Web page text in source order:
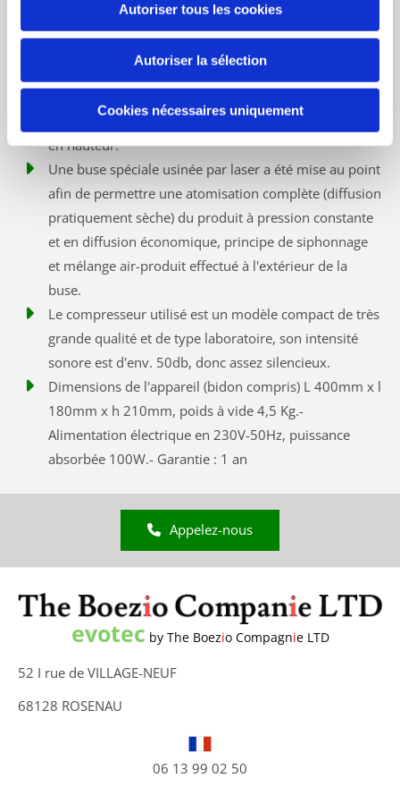
Autoriser tous les cookies
Autoriser la sélection
Cookies nécessaires uniquement
le bidon est intégré à l'arrière de l'appareil et le niveau
du liquide est visible au loin. L'appareil peut être mis
en hauteur.
Une buse spéciale usinée par laser a été mise au point
afin de permettre une atomisation complète (diffusion
pratiquement sèche) du produit à pression constante
et en diffusion économique, principe de siphonnage
et mélange air-produit effectué à l'extérieur de la
buse.
Le compresseur utilisé est un modèle compact de très
grande qualité et de type laboratoire, son intensité
sonore est d'env. 50db, donc assez silencieux.
Dimensions de l'appareil (bidon compris) L 400mm x l
180mm x h 210mm, poids à vide 4,5 Kg.-
Alimentation électrique en 230V-50Hz, puissance
absorbée 100W.- Garantie : 1 an
Appelez-nous
evotec by The Boezio Compagnie LTD
52 I rue de VILLAGE-NEUF
68128 ROSENAU
06 13 99 02 50